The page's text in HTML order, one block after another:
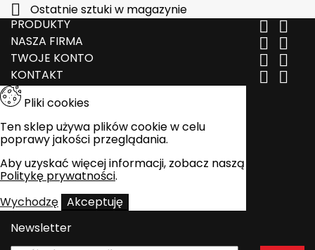

Ostatnie sztuki w magazynie
PRODUKTY
 
NASZA FIRMA  
TWOJE KONTO  
KONTAKT  
Pliki cookies
Ten sklep używa plików cookie w celu
poprawy jakości przeglądania.
Aby uzyskać więcej informacji, zobacz naszą
Politykę prywatności.
Wychodzę Akceptuję
Newsletter